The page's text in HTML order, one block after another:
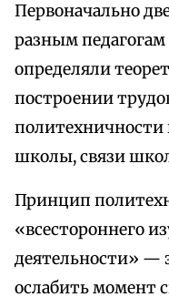
Первоначально
разным
определяли
построении
политехничности
школы, связи
Принцип
«всестороннего
деятельности» —
ослабить момент